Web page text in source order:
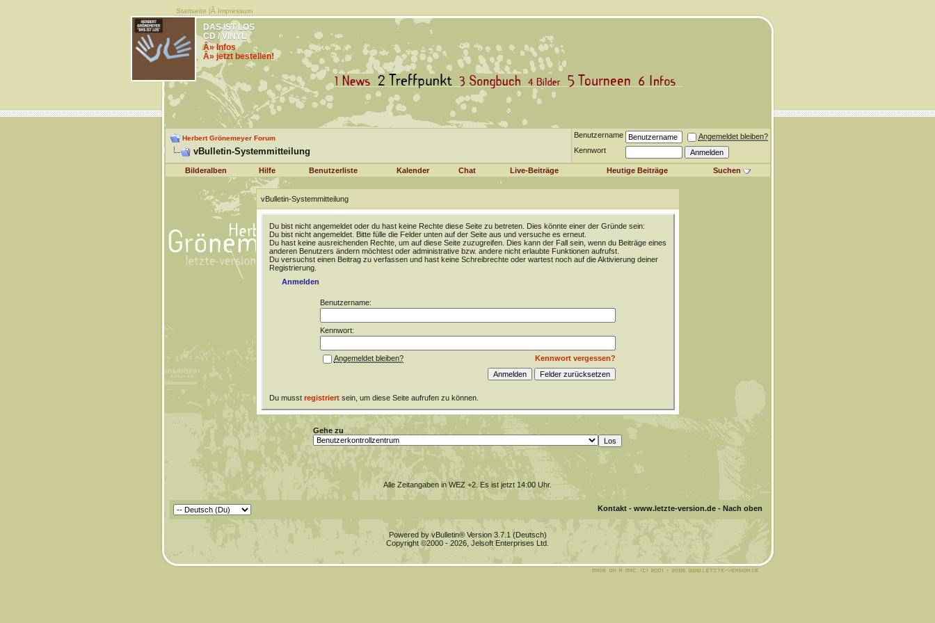
Startseite |Â Impressum
DAS IST LOS
CD / VINYL
Â» Infos
Â» jetzt bestellen!
Herbert Grönemeyer Forum
vBulletin-Systemmitteilung
Benutzername
Angemeldet bleiben?
Kennwort
Bilderalben Hilfe Benutzerliste Kalender Chat Live-Beiträge Heutige Beiträge Suchen
vBulletin-Systemmitteilung
Du bist nicht angemeldet oder du hast keine Rechte diese Seite zu betreten. Dies könnte einer der Gründe sein:
Du bist nicht angemeldet. Bitte fülle die Felder unten auf der Seite aus und versuche es erneut.
Du hast keine ausreichenden Rechte, um auf diese Seite zuzugreifen. Dies kann der Fall sein, wenn du Beiträge eines
anderen Benutzers ändern möchtest oder administrative bzw. andere nicht erlaubte Funktionen aufrufst.
Du versuchst einen Beitrag zu verfassen und hast keine Schreibrechte oder wartest noch auf die Aktivierung deiner
Registrierung.
Anmelden
Benutzername:
Kennwort:
Kennwort vergessen?
Angemeldet bleiben?
Du musst registriertsein, um diese Seite aufrufen zu können.
Gehe zu
Alle Zeitangaben in WEZ +2. Es ist jetzt14:00Uhr.
Kontakt- www.letzte-version.de- Nach oben
Powered by vBulletin® Version 3.7.1 (Deutsch)
Copyright ©2000 - 2026, Jelsoft Enterprises Ltd.